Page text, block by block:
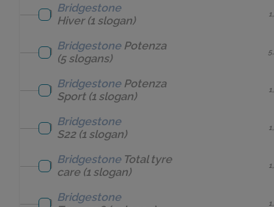
Bridgestone
Hiver(1 slogan)
Bridgestone Potenza
(5 slogans)
Bridgestone Potenza
Sport(1 slogan)
Bridgestone
S22(1 slogan)
Bridgestone Total tyre
care(1 slogan)
Bridgestone